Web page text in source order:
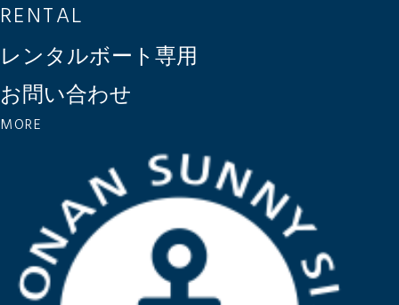
RENTAL
レンタルボート専用
お問い合わせ
MORE